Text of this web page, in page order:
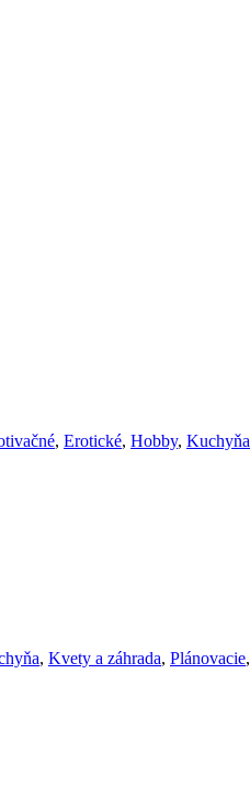
, Erotické, Hobby, Kuchyňa
, Kvety a záhrada, Plánovacie,